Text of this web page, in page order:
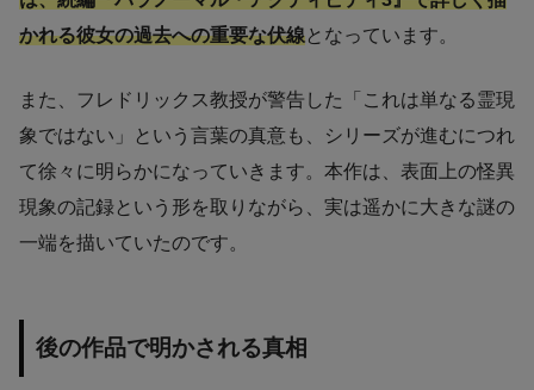
かれる彼女の過去への重要な伏線となっています。
また、フレドリックス教授が警告した「これは単なる霊現
象ではない」という言葉の真意も、シリーズが進むにつれ
て徐々に明らかになっていきます。本作は、表面上の怪異
現象の記録という形を取りながら、実は遥かに大きな謎の
一端を描いていたのです。
後の作品で明かされる真相